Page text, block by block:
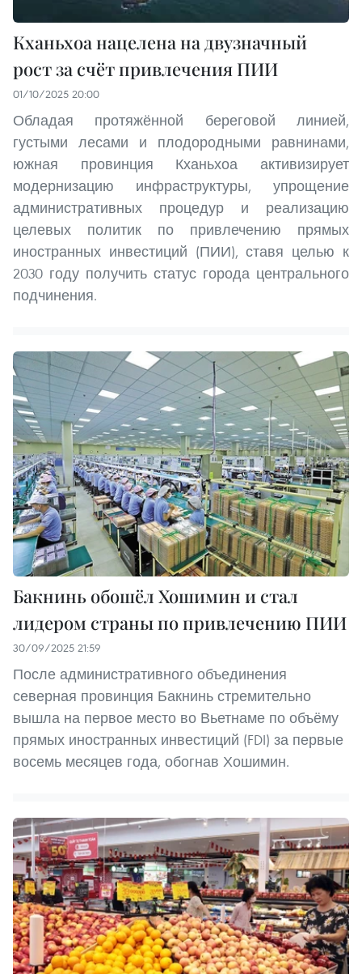
Кханьхоа нацелена на двузначный
рост за счёт привлечения ПИИ
01/10/2025 20:00
Обладая протяжённой береговой линией,
густыми лесами и плодородными равнинами,
южная провинция Кханьхоа активизирует
модернизацию инфраструктуры, упрощение
административных процедур и реализацию
целевых политик по привлечению прямых
иностранных инвестиций (ПИИ), ставя целью к
2030 году получить статус города центрального
подчинения.
Бакнинь обошёл Хошимин и стал
лидером страны по привлечению ПИИ
30/09/2025 21:59
После административного объединения
северная провинция Бакнинь стремительно
вышла на первое место во Вьетнаме по объёму
прямых иностранных инвестиций (FDI) за первые
восемь месяцев года, обогнав Хошимин.